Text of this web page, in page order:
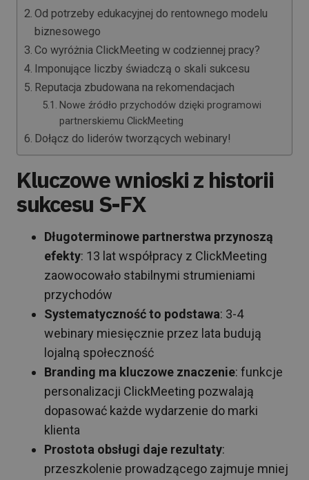
Od potrzeby edukacyjnej do rentownego modelu
biznesowego
Co wyróżnia ClickMeeting w codziennej pracy?
Imponujące liczby świadczą o skali sukcesu
Reputacja zbudowana na rekomendacjach
Nowe źródło przychodów dzięki programowi
partnerskiemu ClickMeeting
Dołącz do liderów tworzących webinary!
Kluczowe wnioski z historii
sukcesu S-FX
Długoterminowe partnerstwa przynoszą
efekty: 13 lat współpracy z ClickMeeting
zaowocowało stabilnymi strumieniami
przychodów
Systematyczność to podstawa: 3-4
webinary miesięcznie przez lata budują
lojalną społeczność
Branding ma kluczowe znaczenie: funkcje
personalizacji ClickMeeting pozwalają
dopasować każde wydarzenie do marki
klienta
Prostota obsługi daje rezultaty:
przeszkolenie prowadzącego zajmuje mniej